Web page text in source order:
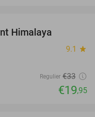
Himalaya
9.1 star
Regulier €33
€19,95